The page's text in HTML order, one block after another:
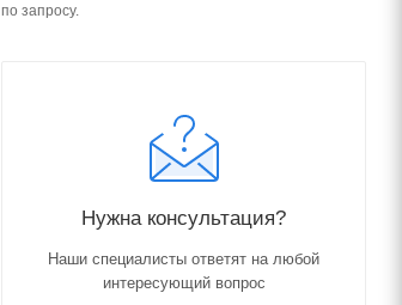
по запросу.
Нужна консультация?
Наши специалисты ответят на любой
интересующий вопрос